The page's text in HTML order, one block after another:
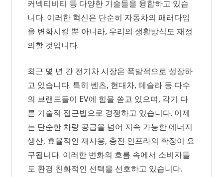
커넥티비티 등 다양한 기술들을 융합하고 있습
니다. 이러한 혁신은 단순히 자동차의 패러다임
을 변화시킬 뿐 아니라, 우리의 생활방식도 재정
의할 것입니다.
최근 몇 년 간 전기차 시장은 폭발적으로 성장하
고 있습니다. 특히 벤츠, 현대차, 테슬라 등 다수
의 브랜드들이 EV에 힘을 쏟고 있으며, 각기 다
른 기술적 접근법으로 경쟁하고 있습니다. 이제
는 단순한 차량 공급을 넘어 지속 가능한 에너지
생산, 효율적인 재사용, 충전 인프라의 확장이 요
구됩니다. 이러한 변화의 흐름 속에서 소비자들
도 환경 친화적인 선택을 선호하고 있습니다.